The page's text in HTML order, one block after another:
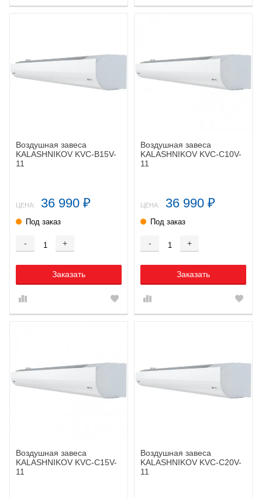
Воздушная завеса
KALASHNIKOV KVС-B15V-
11
ЦЕНА: 36 990 ₽
Под заказ
- +
Заказать
Воздушная завеса
KALASHNIKOV KVС-C10V-
11
ЦЕНА: 36 990 ₽
Под заказ
- +
Заказать
Воздушная завеса
KALASHNIKOV KVС-C15V-
11
Воздушная завеса
KALASHNIKOV KVС-C20V-
11